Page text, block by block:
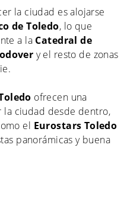
la ciudad es alojarse
de Toledo, lo que
a la Catedral de
y el resto de zonas
ofrecen una
la ciudad desde dentro,
el Eurostars Toledo
panorámicas y buena